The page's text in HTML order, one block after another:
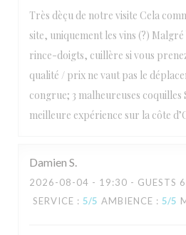
Très dèçu de notre visite Cela
site, uniquement les vins (?)
rince-doigts, cuillère si vous
qualité / prix ne vaut pas le
congrue; 3 malheureuses coquilles
meilleure expérience sur la côte
Damien S
2026-08-04 - 19:30 - GUESTS 6
SERVICE : 5/5 AMBIENCE : 5/5